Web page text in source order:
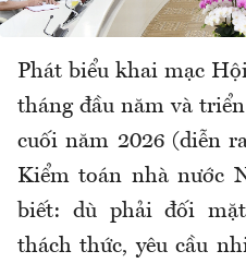
Phát biểu khai mạc
tháng đầu năm và
cuối năm 2026 (diễn
Kiểm toán nhà nước
biết: dù phải đối
thách thức, yêu cầu